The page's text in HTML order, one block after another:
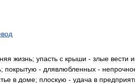
жизнь; упасть с крыши - злые вести
; покрытую - длявлюбленных -
в доме; плоскую - удача в